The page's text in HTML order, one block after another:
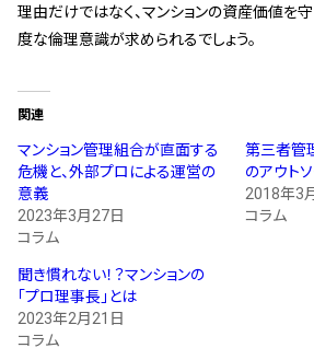
理由だけではなく、マンションの資産価値を
度な倫理意識が求められるでしょう。
関連
マンション管理組合が直面する
危機と、外部プロによる運営の
意義
2023年3月27日
コラム
第三者管
のアウト
2018年3
コラム
聞き慣れない！？マンションの
「プロ理事長」とは
2023年2月21日
コラム